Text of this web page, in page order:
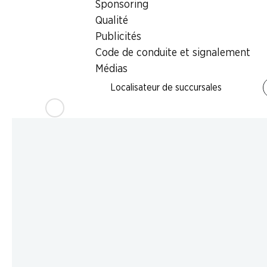
Sponsoring
Qualité
Publicités
Code de conduite et signalement
Médias
Localisateur de succursales